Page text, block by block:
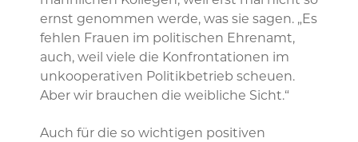
ernst genommen werde, was sie sagen. „Es
fehlen Frauen im politischen Ehrenamt,
auch, weil viele die Konfrontationen im
unkooperativen Politikbetrieb scheuen.
Aber wir brauchen die weibliche Sicht.“
Auch für die so wichtigen positiven